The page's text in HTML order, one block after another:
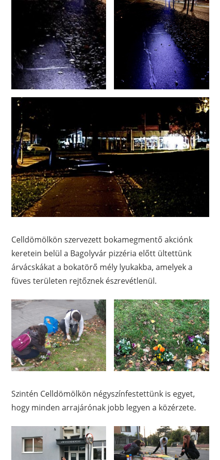
Celldömölkön szervezett bokamegmentő akciónk
keretein belül a Bagolyvár pizzéria előtt ültettünk
árvácskákat a bokatörő mély lyukakba, amelyek a
füves területen rejtőznek észrevétlenül.
Szintén Celldömölkön négyszínfestettünk is egyet,
hogy minden arrajárónak jobb legyen a közérzete.